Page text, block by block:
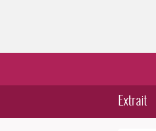
Extrait